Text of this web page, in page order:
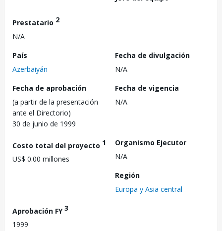
Prestatario 2
N/A
País
Azerbaiyán
Fecha de divulgación
N/A
Fecha de aprobación
(a partir de la presentación
ante el Directorio)
30 de junio de 1999
Fecha de vigencia
N/A
Costo total del proyecto 1
US$ 0.00 millones
Organismo Ejecutor
N/A
Región
Europa y Asia central
Aprobación FY3
1999